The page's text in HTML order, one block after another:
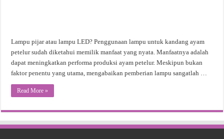
Lampu pijar atau lampu LED? Penggunaan lampu untuk kandang ayam
petelur sudah diketahui memilik manfaat yang nyata. Manfaatnya adalah
dapat meningkatkan performa produksi ayam petelur. Meskipun bukan
faktor penentu yang utama, mengabaikan pemberian lampu sangatlah …
Read More »